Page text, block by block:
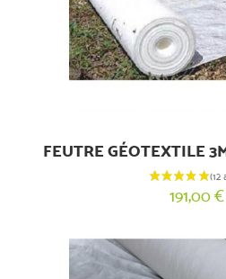
FEUTRE GÉOTEXTILE
191,00 €